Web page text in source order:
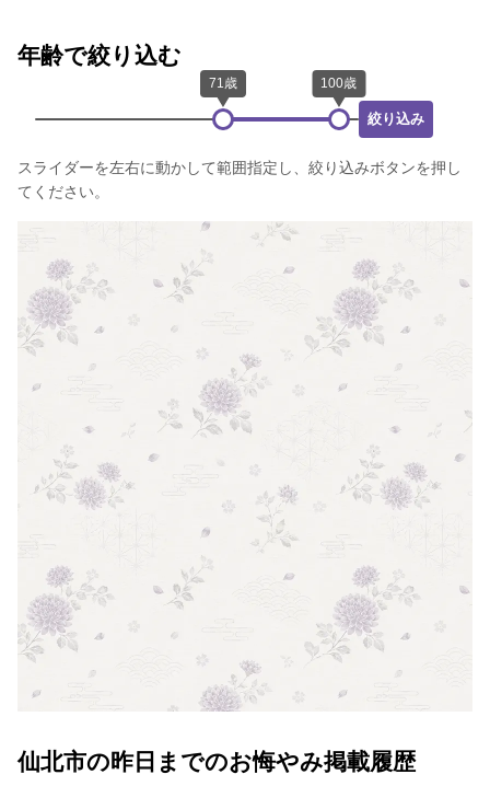
年齢で絞り込む
絞り込み
スライダーを左右に動かして範囲指定し、絞り込みボタンを押し
てください。
仙北市の昨日までのお悔やみ掲載履歴